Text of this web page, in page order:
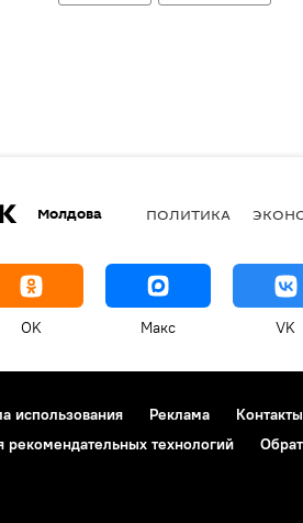
Молдова ПОЛИТИКА
OK Макс VK
использования Реклама Контакты
технологий